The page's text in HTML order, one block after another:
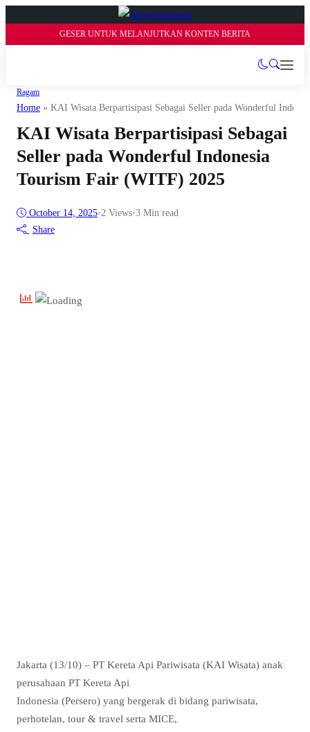
GESER UNTUK MELANJUTKAN KONTEN BERITA
Ragam
Home » KAI Wisata Berpartisipasi Sebagai Seller pada Wonderful
KAI Wisata Berpartisipasi Sebagai
Seller pada Wonderful Indonesia
Tourism Fair (WITF) 2025
October 14, 2025•2 Views•3 Min read
Share
Jakarta (13/10) – PT Kereta Api Pariwisata (KAI Wisata) anak
perusahaan PT Kereta Api
Indonesia (Persero) yang bergerak di bidang pariwisata,
perhotelan, tour & travel serta MICE,